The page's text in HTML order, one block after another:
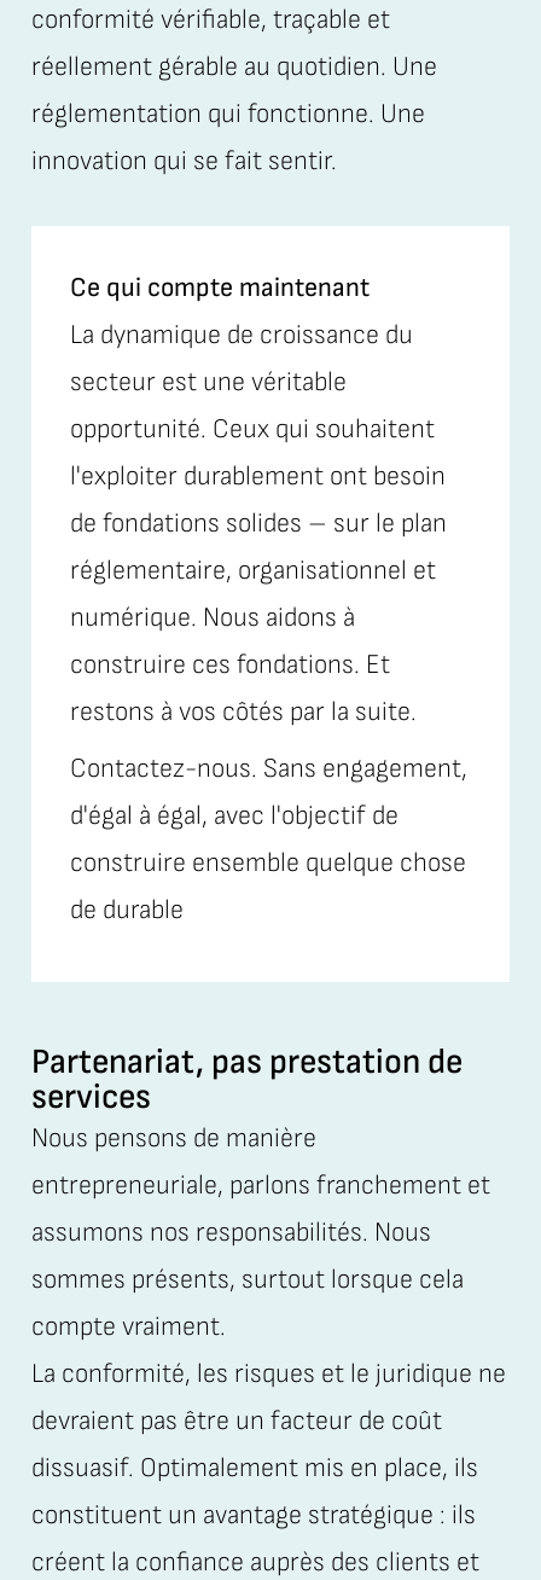
conformité vérifiable, traçable et
réellement gérable au quotidien. Une
réglementation qui fonctionne. Une
innovation qui se fait sentir.
Ce qui compte maintenant
La dynamique de croissance du
secteur est une véritable
opportunité. Ceux qui souhaitent
l'exploiter durablement ont besoin
de fondations solides – sur le plan
réglementaire, organisationnel et
numérique. Nous aidons à
construire ces fondations. Et
restons à vos côtés par la suite.
Contactez-nous. Sans engagement,
d'égal à égal, avec l'objectif de
construire ensemble quelque chose
de durable
Partenariat, pas prestation de
services
Nous pensons de manière
entrepreneuriale, parlons franchement et
assumons nos responsabilités. Nous
sommes présents, surtout lorsque cela
compte vraiment.
La conformité, les risques et le juridique ne
devraient pas être un facteur de coût
dissuasif. Optimalement mis en place, ils
constituent un avantage stratégique : ils
créent la confiance auprès des clients et